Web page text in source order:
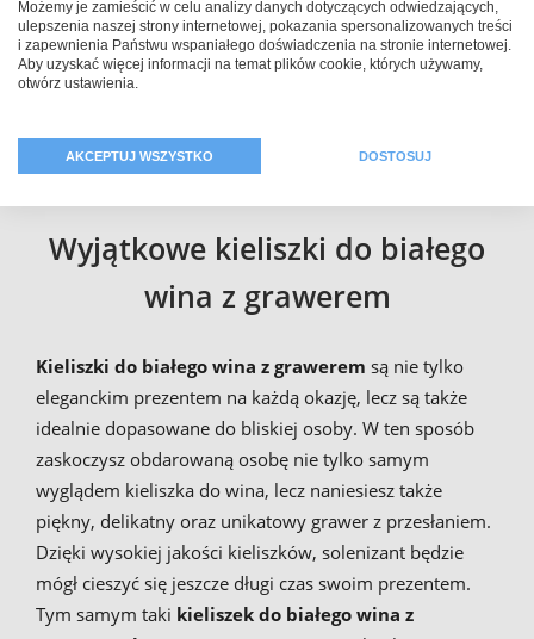
wina białegoużywać w swoim zakresie lub zwyczajnie
je podarować w prezencie krewnym lub przyjaciołom -
to Ty sprawiasz, że owe kieliszki stają się indywidualne
graweremmoże być dziecinnie proste!
Wyjątkowe kieliszki do białego
wina z grawerem
Kieliszki do białego wina z grawerem są nie tylko
eleganckim prezentem na każdą okazję, lecz są także
idealnie dopasowane do bliskiej osoby. W ten sposób
zaskoczysz obdarowaną osobę nie tylko samym
wyglądem kieliszka do wina, lecz naniesiesz także
piękny, delikatny oraz unikatowy grawer z przesłaniem.
Dzięki wysokiej jakości kieliszków, solenizant będzie
mógł cieszyć się jeszcze długi czas swoim prezentem.
Tym samym taki kieliszek do białego wina z
Możemy je zamieścić w celu analizy danych dotyczących odwiedzających,
ulepszenia naszej strony internetowej, pokazania spersonalizowanych treści
i zapewnienia Państwu wspaniałego doświadczenia na stronie internetowej.
Aby uzyskać więcej informacji na temat plików cookie, których używamy,
otwórz ustawienia.
AKCEPTUJ WSZYSTKO DOSTOSUJ